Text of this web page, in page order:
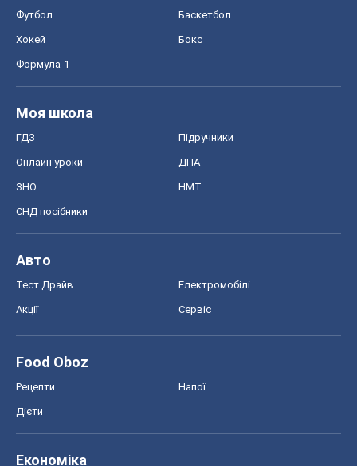
Футбол Баскетбол
Хокей Бокс
Формула-1
Моя школа
ГДЗ Підручники
Онлайн уроки ДПА
ЗНО НМТ
СНД посібники
Авто
Тест Драйв Електромобілі
Акції Сервіс
Food Oboz
Рецепти Напої
Дієти
Економіка